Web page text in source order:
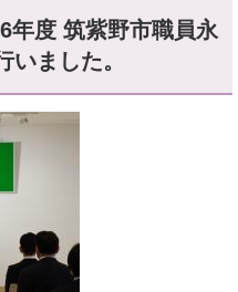
年度 筑紫野市職員永
ました。